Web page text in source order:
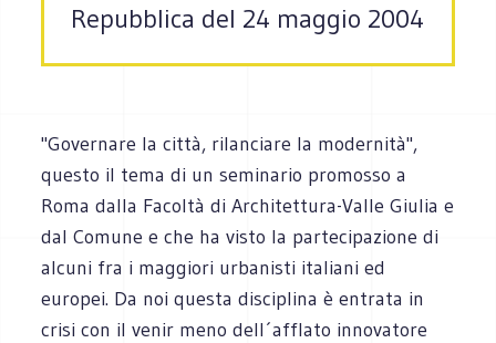
Repubblica del 24 maggio 2004
"Governare la città, rilanciare la modernità",
questo il tema di un seminario promosso a
Roma dalla Facoltà di Architettura-Valle Giulia e
dal Comune e che ha visto la partecipazione di
alcuni fra i maggiori urbanisti italiani ed
europei. Da noi questa disciplina è entrata in
crisi con il venir meno dell´afflato innovatore